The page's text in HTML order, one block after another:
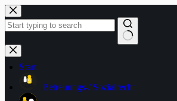
Zum
Inhalt
springen
Keine
Ergebnisse
Start
Betreuungs-/ Sozialrecht